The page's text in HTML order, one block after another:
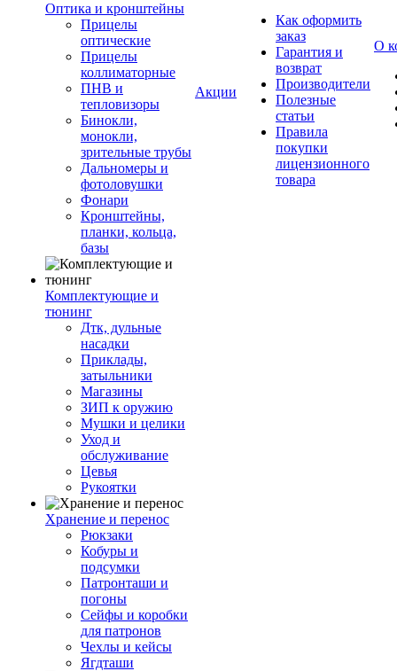
Оптика и кронштейны
Прицелы
оптические
Прицелы
коллиматорные
ПНВ и
тепловизоры
Бинокли,
монокли,
зрительные трубы
Дальномеры и
фотоловушки
Фонари
Кронштейны,
планки, кольца,
базы
Комплектующие и
тюнинг
Дтк, дульные
насадки
Приклады,
затыльники
Магазины
ЗИП к оружию
Мушки и целики
Уход и
обслуживание
Цевья
Рукоятки
Хранение и перенос
Рюкзаки
Кобуры и
подсумки
Патронташи и
погоны
Сейфы и коробки
для патронов
Чехлы и кейсы
Ягдташи
Акции
Как оформить
заказ
Гарантия и
возврат
Производители
Полезные
статьи
Правила
покупки
лицензионного
товара
О